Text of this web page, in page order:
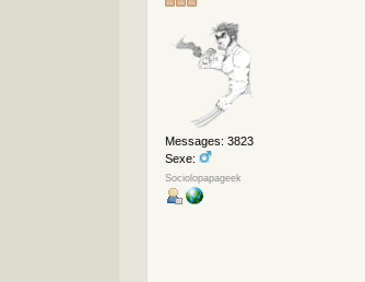
Messages: 3823
Sexe:
Sociolopapageek